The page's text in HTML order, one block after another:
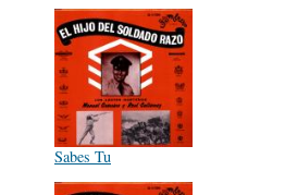
Sabes Tu